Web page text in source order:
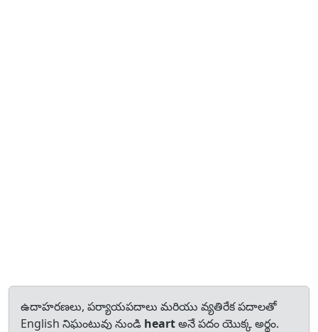
ఉదాహరణలు, పర్యాయపదాలు మరియు వ్యతిరేక పదాలతో
English నిఘంటువు నుండి heartఅనే పదం యొక్క అర్థం.